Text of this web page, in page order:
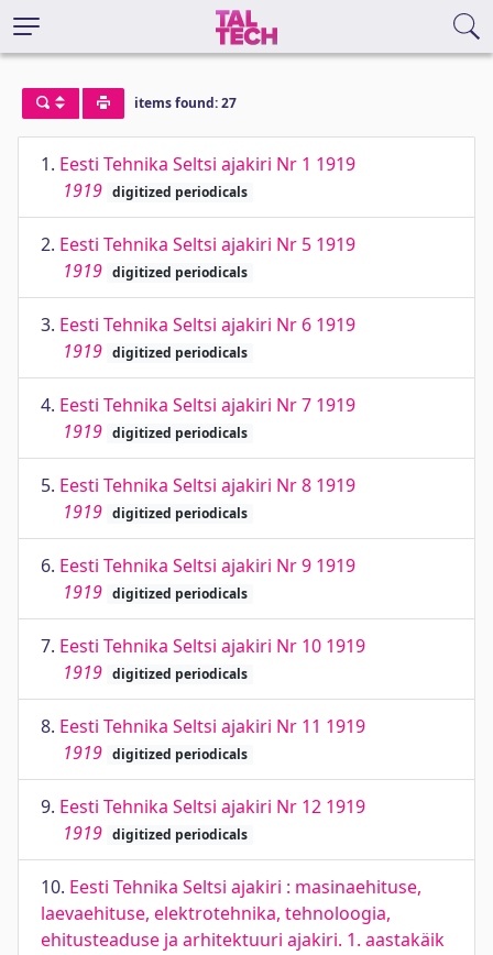
items found: 27
1. Eesti Tehnika Seltsi ajakiri Nr 1 1919
1919 digitized periodicals
2. Eesti Tehnika Seltsi ajakiri Nr 5 1919
1919 digitized periodicals
3. Eesti Tehnika Seltsi ajakiri Nr 6 1919
1919 digitized periodicals
4. Eesti Tehnika Seltsi ajakiri Nr 7 1919
1919 digitized periodicals
5. Eesti Tehnika Seltsi ajakiri Nr 8 1919
1919 digitized periodicals
6. Eesti Tehnika Seltsi ajakiri Nr 9 1919
1919 digitized periodicals
7. Eesti Tehnika Seltsi ajakiri Nr 10 1919
1919 digitized periodicals
8. Eesti Tehnika Seltsi ajakiri Nr 11 1919
1919 digitized periodicals
9. Eesti Tehnika Seltsi ajakiri Nr 12 1919
1919 digitized periodicals
10. Eesti Tehnika Seltsi ajakiri : masinaehituse,
laevaehituse, elektrotehnika, tehnoloogia,
ehitusteaduse ja arhitektuuri ajakiri. 1. aastakäik